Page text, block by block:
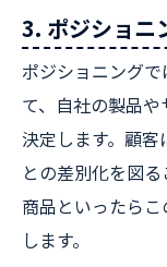
3. ポジショニ
ポジショニング
て、自社の製品
決定します。顧
との差別化を図
商品といったら
します。